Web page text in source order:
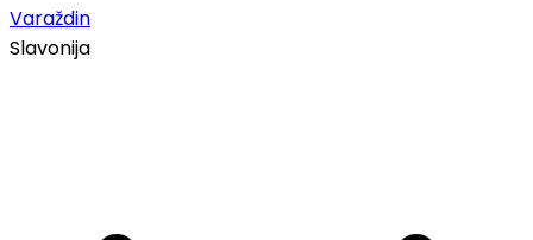
Varaždin
Slavonija